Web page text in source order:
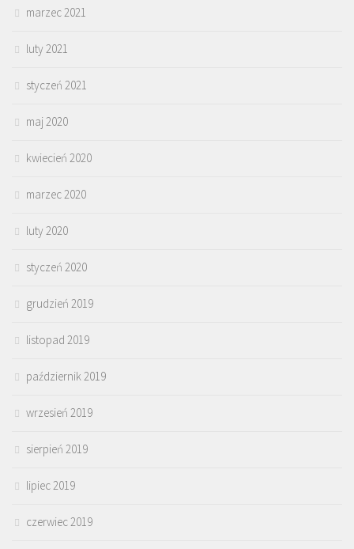
marzec 2021
luty 2021
styczeń 2021
maj 2020
kwiecień 2020
marzec 2020
luty 2020
styczeń 2020
grudzień 2019
listopad 2019
październik 2019
wrzesień 2019
sierpień 2019
lipiec 2019
czerwiec 2019